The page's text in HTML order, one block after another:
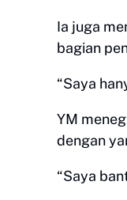
Ia juga
bagian
“Saya
YM
dengan
“Saya